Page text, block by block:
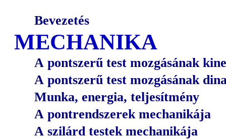
Bevezetés
MECHANIKA
A pontszerű test mozgásának
A pontszerű test mozgásának
Munka, energia, teljesítmény
A pontrendszerek mechanikája
A szilárd testek mechanikája